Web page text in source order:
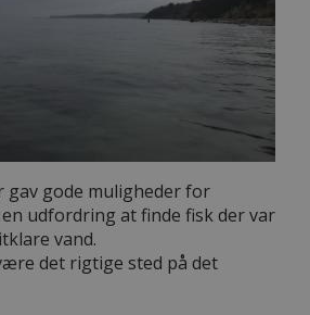
gav gode muligheder for
udfordring at finde fisk der var
vand.
det rigtige sted på det